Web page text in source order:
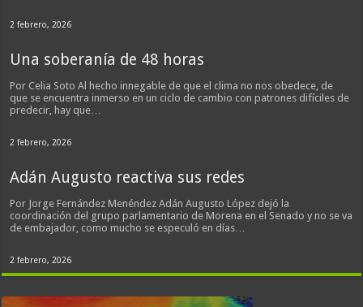
2 febrero, 2026
Una soberanía de 48 horas
Por Celia Soto Al hecho innegable de que el clima no nos obedece, de
que se encuentra inmerso en un ciclo de cambio con patrones difíciles de
predecir, hay que…
2 febrero, 2026
Adán Augusto reactiva sus redes
Por Jorge Fernández Menéndez Adán Augusto López dejó la
coordinación del grupo parlamentario de Morena en el Senado y no se va
de embajador, como mucho se especuló en días…
2 febrero, 2026